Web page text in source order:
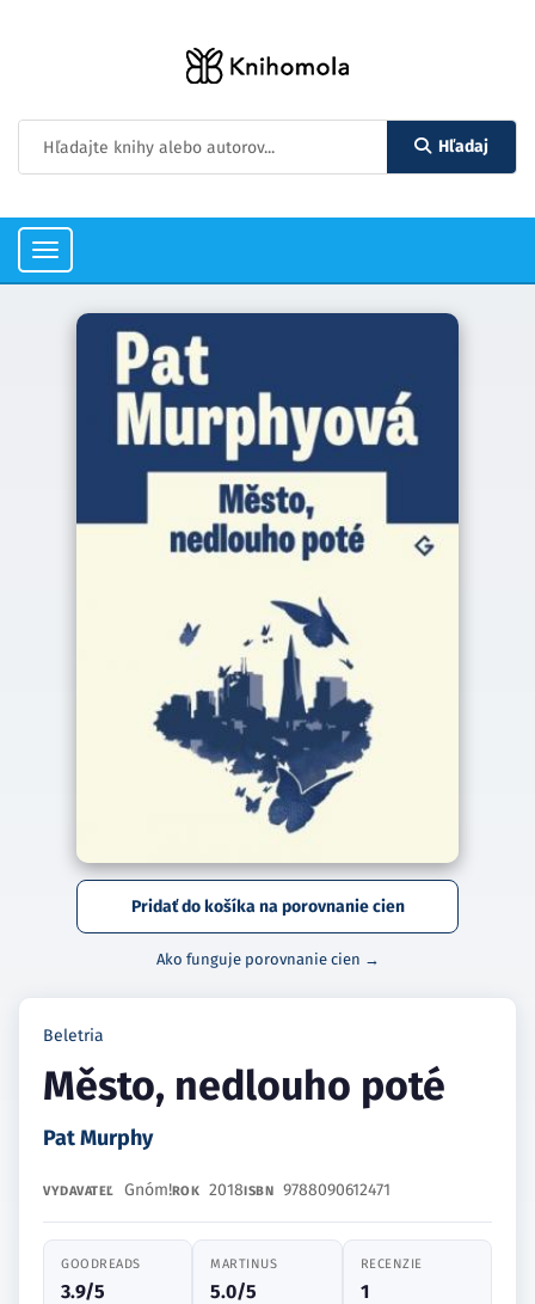
Hľadaj
Toggle
navigation
Pridať do košíka na porovnanie cien
Ako funguje porovnanie cien →
Beletria
Město, nedlouho poté
Pat Murphy
VYDAVATEĽ Gnóm!ROK 2018ISBN 9788090612471
GOODREADS
3.9/5
MARTINUS
5.0/5
RECENZIE
1